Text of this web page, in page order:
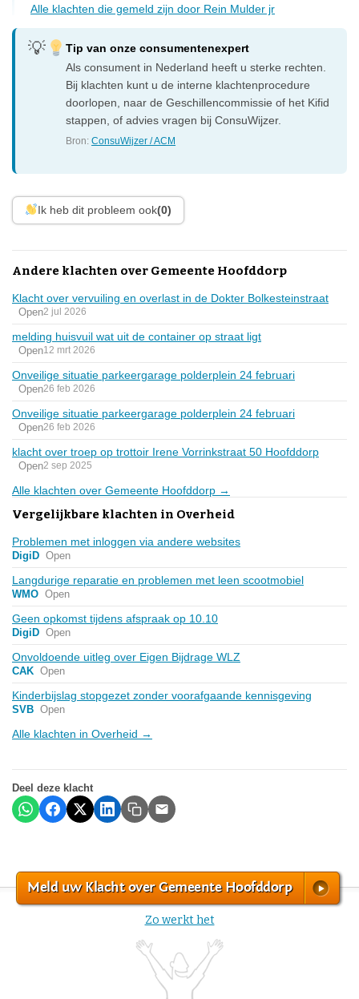
Alle klachten die gemeld zijn door Rein Mulder jr
Tip van onze consumentenexpert
Als consument in Nederland heeft u sterke rechten.
Bij klachten kunt u de interne klachtenprocedure
doorlopen, naar de Geschillencommissie of het Kifid
stappen, of advies vragen bij ConsuWijzer.
Bron:ConsuWijzer / ACM
Ik heb dit probleem ook(0)
Andere klachten over Gemeente Hoofddorp
Klacht over vervuiling en overlast in de Dokter Bolkesteinstraat
Open2 jul 2026
melding huisvuil wat uit de container op straat ligt
Open12 mrt 2026
Onveilige situatie parkeergarage polderplein 24 februari
Open26 feb 2026
Onveilige situatie parkeergarage polderplein 24 februari
Open26 feb 2026
klacht over troep op trottoir Irene Vorrinkstraat 50 Hoofddorp
Open2 sep 2025
Alle klachten over Gemeente Hoofddorp →
Vergelijkbare klachten in Overheid
Problemen met inloggen via andere websites
DigiD Open
Langdurige reparatie en problemen met leen scootmobiel
WMO Open
Geen opkomst tijdens afspraak op 10.10
DigiD Open
Onvoldoende uitleg over Eigen Bijdrage WLZ
CAK Open
Kinderbijslag stopgezet zonder voorafgaande kennisgeving
SVB Open
Alle klachten in Overheid →
Deel deze klacht
Meld uw Klacht over Gemeente Hoofddorp
Zo werkt het